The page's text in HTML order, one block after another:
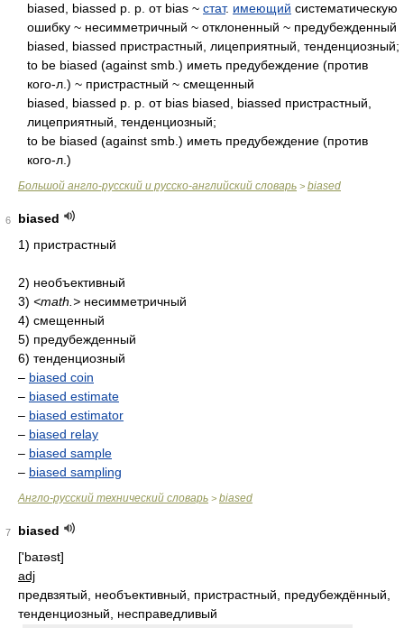
biased, biassed p. p. от bias ~ стат. имеющий систематическую
ошибку ~ несимметричный ~ отклоненный ~ предубежденный
biased, biassed пристрастный, лицеприятный, тенденциозный;
to be biased (against smb.) иметь предубеждение (против
кого-л.) ~ пристрастный ~ смещенный
biased, biassed p. p. от bias biased, biassed пристрастный,
лицеприятный, тенденциозный;
to be biased (against smb.) иметь предубеждение (против
кого-л.)
Большой англо-русский и русско-английский словарь > biased
6
biased
1) пристрастный
2) необъективный
3) <math.> несимметричный
4) смещенный
5) предубежденный
6) тенденциозный
– biased coin
– biased estimate
– biased estimator
– biased relay
– biased sample
– biased sampling
Англо-русский технический словарь > biased
7
biased
['baɪəst]
adj
предвзятый, необъективный, пристрастный, предубеждённый,
тенденциозный, несправедливый